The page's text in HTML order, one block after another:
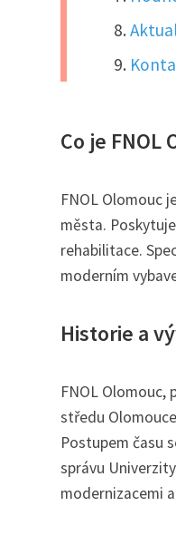
Co je
FNOL Olomouc
města.
rehabilitace.
moderním
Historie a
FNOL Olomouc,
středu
Postupem času
správu
modernizacemi